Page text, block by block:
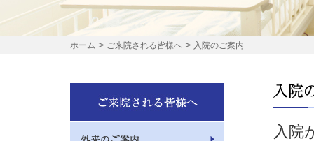
ホーム > ご来院される皆様へ > 入院のご案内
入院